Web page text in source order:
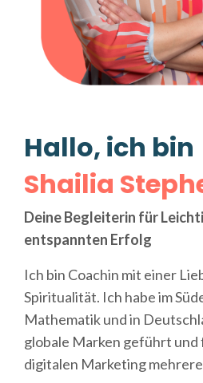
Hallo, ich bin
Shailia
Deine Begleiterin für
entspannten Erfolg
Ich bin Coachin mit einer
Spiritualität. Ich habe im
Mathematik und in
globale Marken geführt und
digitalen Marketing